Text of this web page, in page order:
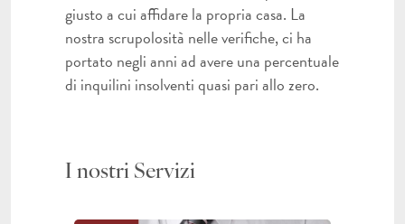
giusto a cui affidare la propria casa. La
nostra scrupolosità nelle verifiche, ci ha
portato negli anni ad avere una percentuale
di inquilini insolventi quasi pari allo zero.
I nostri Servizi